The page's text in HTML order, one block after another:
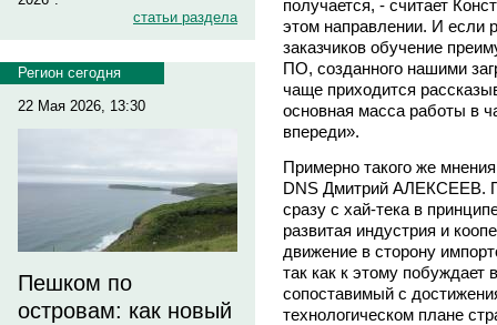
статьи раздела
Регион сегодня
22 Мая 2026, 13:30
Пешком по
островам: как новый
получается, - считает
этом направлении. И если
заказчиков обучение
ПО, созданного нашими
чаще приходится
основная масса работы в
впереди».
Примерно такого же
DNS Дмитрий АЛЕКСЕЕВ.
сразу с хай-тека в
развитая индустрия и
движение в сторону
так как к этому побуждает
сопоставимый с
технологическом плане